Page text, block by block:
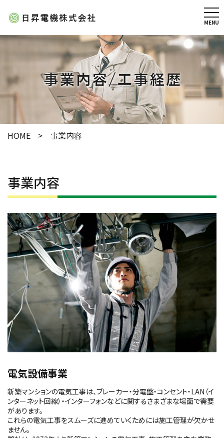
MENU
HOME 事業内容
事業内容
電気設備事業
新築マンションの電気工事は、ブレーカー・分電盤・コンセント・LAN（イ
ンターネット回線）・インターフォンなどに関するさまざまな場面で需要
があります。
これらの電気工事をスムーズに進めていくためには施工管理が欠かせ
ません。